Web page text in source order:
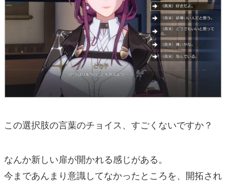
この選択肢の言葉のチョイス、すごくないですか？
なんか新しい扉が開かれる感じがある。
今まであんまり意識してなかったところを、開拓され